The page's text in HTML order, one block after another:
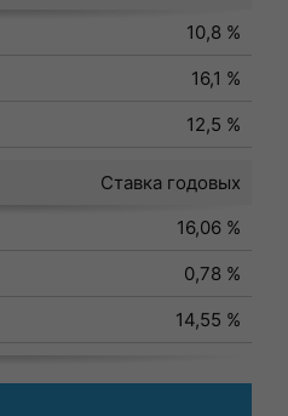
10,8 %
16,1 %
12,5 %
Ставка годовых
16,06 %
0,78 %
14,55 %